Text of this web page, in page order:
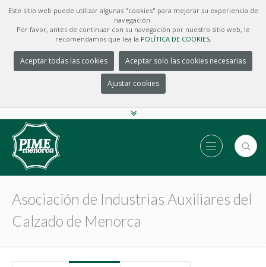
Este sitio web puede utilizar algunas "cookies" para mejorar su experiencia de
navegación.
Por favor, antes de continuar con su navegación por nuestro sitio web, le
recomendamos que lea la POLÍTICA DE COOKIES.
Aceptar todas las cookies Aceptar solo las cookies necesarias
Ajustar cookies
Asociación de Industrias Auxiliares del
Calzado de Menorca